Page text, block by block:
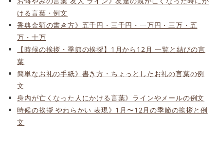
ける言葉・例文
香典金額の書き方》五千円・三千円・一万円・三万・五
万・十万
【時候の挨拶・季節の挨拶】1月から12月 一覧と結びの言
葉
簡単なお礼の手紙》書き方・ちょっとしたお礼の言葉の例
文
身内が亡くなった人にかける言葉》ラインやメールの例文
時候の挨拶 やわらかい 表現》1月〜12月の季節の挨拶と例
文